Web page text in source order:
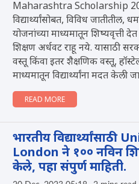
Maharashtra Scholarship
विद्यार्थ्यांसोबत, विविध जातीतील,
योजनांच्या माध्यमातून शिष्यवृत्ती
शिक्षण अर्धवट राहू नये. यासाठी
वस्तू किंवा इतर शैक्षणिक वस्तू,
माध्यमातून विद्यार्थ्यांना मदत केली
READ MORE
भारतीय
London ने १०० नविन
केले, पहा संपुर्ण माहिती.